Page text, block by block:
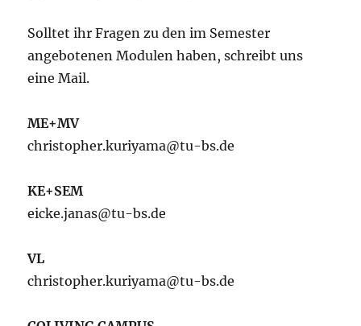
Solltet ihr Fragen zu den im Semester
angebotenen Modulen haben, schreibt uns
eine Mail.
ME+MV
christopher.kuriyama@tu-bs.de
KE+SEM
eicke.janas@tu-bs.de
VL
christopher.kuriyama@tu-bs.de